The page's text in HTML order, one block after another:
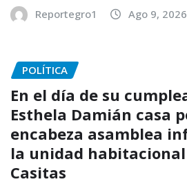
Reportegro1 Ago 9, 2026
POLÍTICA
En el día de su
Esthela Damián casa
encabeza asamblea
la unidad habitacional
Casitas